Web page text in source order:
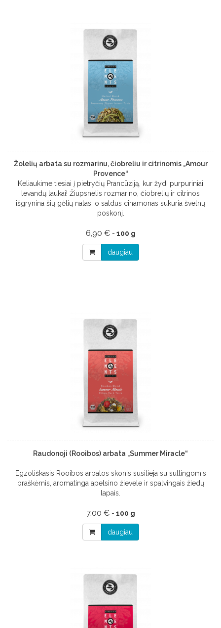
Žolelių arbata su rozmarinu, čiobreliu ir citrinomis „Amour
Provence“
Keliaukime tiesiai į pietryčių Prancūziją, kur žydi purpuriniai
levandų laukai! Žiupsnelis rozmarino, čiobrelių ir citrinos
išgrynina šių gėlių natas, o saldus cinamonas sukuria švelnų
poskonį.
6,90 € - 100 g
daugiau
Raudonoji (Rooibos) arbata „Summer Miracle“
Egzotiškasis Rooibos arbatos skonis susilieja su sultingomis
braškėmis, aromatinga apelsino žievele ir spalvingais žiedų
lapais.
7,00 € - 100 g
daugiau